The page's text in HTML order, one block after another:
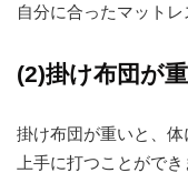
自分に合ったマット
(2)掛け布団が
掛け布団が重いと、
上手に打つことができ